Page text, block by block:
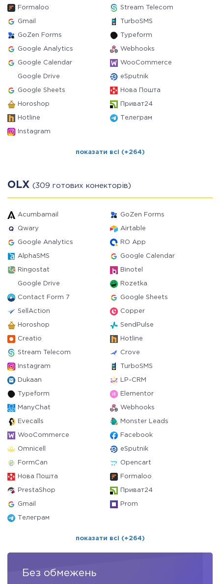
Formaloo Stream Telecom
Gmail TurboSMS
GoZen Forms Typeform
Google Analytics Webhooks
Google Calendar WooCommerce
Google Drive eSputnik
Google Sheets Нова Пошта
Horoshop Приват24
Hotline Телеграм
Instagram
показати всі (+264)
OLX (309 готових конекторів)
Acumbamail GoZen Forms
Qwary Airtable
Google Analytics RO App
AlphaSMS Google Calendar
Ringostat Binotel
Google Drive Rozetka
Contact Form 7 Google Sheets
SellAction Copper
Horoshop SendPulse
Creatio Hotline
Stream Telecom Crove
Instagram TurboSMS
Dukaan LP-CRM
Typeform Elementor
ManyChat Webhooks
Evecalls Monster Leads
WooCommerce Facebook
Omnicell eSputnik
FormCan Opencart
Нова Пошта Formaloo
PrestaShop Приват24
Gmail Prom
Телеграм
показати всі (+264)
Без обмежень